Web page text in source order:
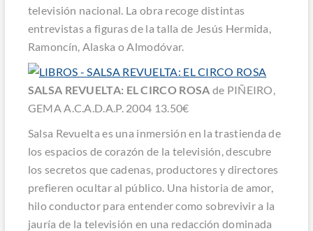
televisión nacional. La obra recoge distintas
entrevistas a figuras de la talla de Jesús Hermida,
Ramoncín, Alaska o Almodóvar.
SALSA REVUELTA: EL CIRCO ROSA de PIÑEIRO,
GEMA A.C.A.D.A.P. 2004 13.50€
Salsa Revuelta es una inmersión en la trastienda de
los espacios de corazón de la televisión, descubre
los secretos que cadenas, productores y directores
prefieren ocultar al público. Una historia de amor,
hilo conductor para entender como sobrevivir a la
jauría de la televisión en una redacción dominada